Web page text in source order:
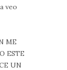
veo
ME
ESTE
UN